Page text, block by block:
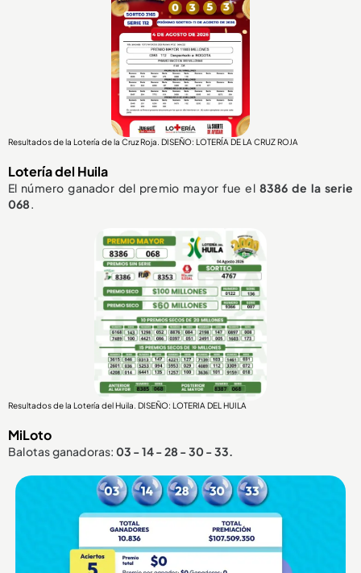
Resultados de la Lotería de la Cruz Roja. DISEÑO: LOTERÍA DE LA CRUZ ROJA
Lotería del Huila
El número ganador del premio mayor fue el 8386 de la serie
068.
Resultados de la Lotería del Huila. DISEÑO: LOTERIA DEL HUILA
MiLoto
Balotas ganadoras: 03 - 14 - 28 - 30 - 33.